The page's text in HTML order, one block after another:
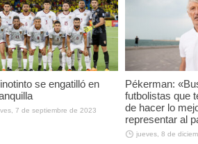
se engatilló en
7 de septiembre de 2023
Pékerman:
futbolistas que
de hacer lo
representar al
jueves, 8 de